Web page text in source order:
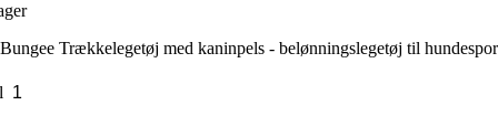
Trækkelegetøj med kaninpels - belønningslegetøj til